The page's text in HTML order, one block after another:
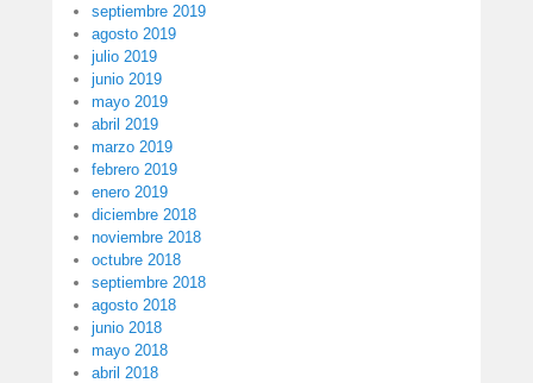
septiembre 2019
agosto 2019
julio 2019
junio 2019
mayo 2019
abril 2019
marzo 2019
febrero 2019
enero 2019
diciembre 2018
noviembre 2018
octubre 2018
septiembre 2018
agosto 2018
junio 2018
mayo 2018
abril 2018